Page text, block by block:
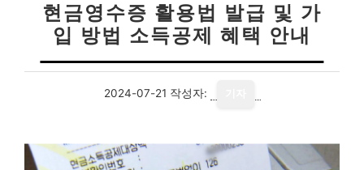
현금영수증 활용법 발급 및 가
입 방법 소득공제 혜택 안내
2024-07-21 작성자: